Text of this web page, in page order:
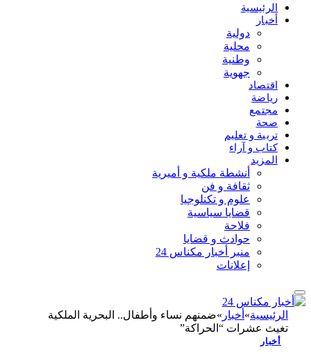
الرئيسية
أخبار
دولية
محلية
وطنية
جهوية
اقتصاد
رياضة
مجتمع
صحة
تربية و تعليم
كتاب و آراء
المزيد
أنشطة ملكية و أميرية
ثقافة و فن
علوم و تكنلوجيا
قضايا سياسية
فلاحة
حوادث و قضايا
منبر أخبار مكناس 24
إعلانات
الرئيسية» أخبار »ضمنهم نساء وأطفال.. البحرية الملكية
تغيث عشرات “الحراكة”
أخبار